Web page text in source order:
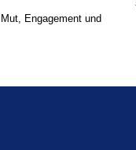
Engagement und